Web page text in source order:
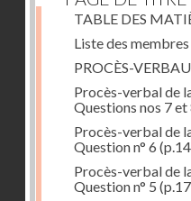
TABLE DES
Liste des
PROCÈS-
Procès-verbal de
Questions nos 7 et
Procès-verbal de
Question n° 6
Procès-verbal de
Question n° 5